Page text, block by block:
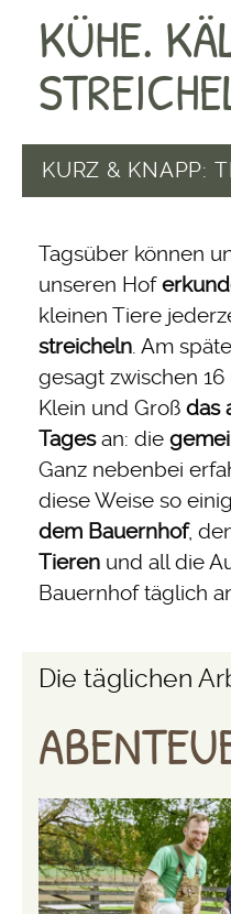
KÜHE.
KURZ & KNAPP:
Tagsüber können
unseren Hof
kleinen Tiere
streicheln. Am
gesagt zwischen
Klein und Groß das
Tagesan: die
Ganz nebenbei
diese Weise so
dem Bauernhof,
Tieren und all die
Bauernhof täglich
Die täglichen